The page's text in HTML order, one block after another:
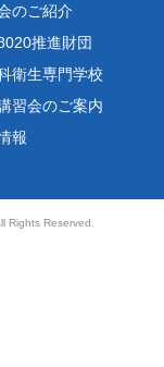
のご紹介
推進財団
衛生専門学校
習会のご案内
報
Rights Reserved.